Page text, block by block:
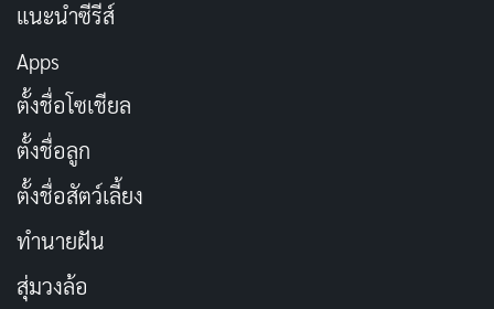
แนะนำซีรีส์
Apps
ตั้งชื่อโซเชียล
ตั้งชื่อลูก
ตั้งชื่อสัตว์เลี้ยง
ทำนายฝัน
สุ่มวงล้อ